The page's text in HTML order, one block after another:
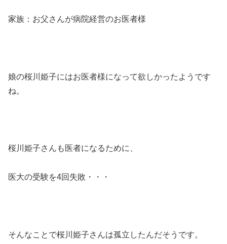
家族：お父さんが病院経営のお医者様
娘の桜川姫子にはお医者様になって欲しかったようです
ね。
桜川姫子さんも医者になるために、
医大の受験を4回失敗・・・
そんなことで桜川姫子さんは孤立したんだそうです。